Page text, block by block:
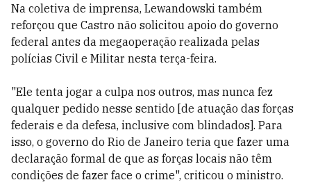
Na coletiva de imprensa, Lewandowski também
reforçou que Castro não solicitou apoio do governo
federal antes da megaoperação realizada pelas
polícias Civil e Militar nesta terça-feira.
"Ele tenta jogar a culpa nos outros, mas nunca fez
qualquer pedido nesse sentido [de atuação das forças
federais e da defesa, inclusive com blindados]. Para
isso, o governo do Rio de Janeiro teria que fazer uma
declaração formal de que as forças locais não têm
condições de fazer face o crime", criticou o ministro.